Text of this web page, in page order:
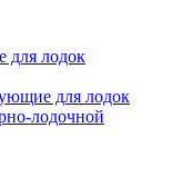
для лодок
для лодок
лодочной